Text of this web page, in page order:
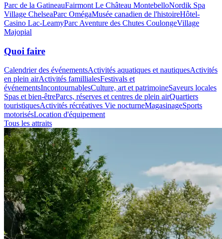
Parc de la GatineauFairmont Le Château MontebelloNordik Spa
Village ChelseaParc OmégaMusée canadien de l'histoireHôtel-
Casino Lac-LeamyParc Aventure des Chutes CoulongeVillage
Majopial
Quoi faire
Calendrier des événementsActivités aquatiques et nautiquesActivités
en plein airActivités famillialesFestivals et
événementsIncontournablesCulture, art et patrimoineSaveurs locales
Spas et bien-êtreParcs, réserves et centres de plein airQuartiers
touristiquesActivités récréatives Vie nocturneMagasinageSports
motorisésLocation d'équipement
Tous les attraits